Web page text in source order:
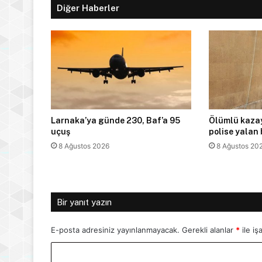
Diğer Haberler
Larnaka’ya günde 230, Baf’a 95
uçuş
8 Ağustos 2026
Ölümlü
polise yalan
8 Ağustos
Bir yanıt yazın
E-posta adresiniz yayınlanmayacak. Gerekli alanlar * ile